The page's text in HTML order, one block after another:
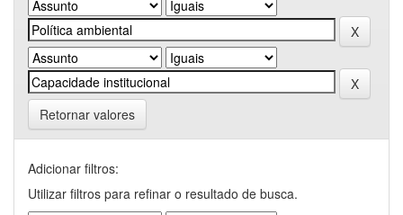
Retornar valores
Adicionar filtros:
Utilizar filtros para refinar o resultado de busca.